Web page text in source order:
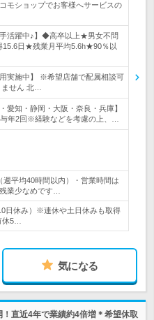
モショップでお客様へサービスの
手活躍中♪】◆高卒以上★男女不問
日★残業月平均5.6h★90％以
実施中】 ※希望店舗で配属相談可
せん 北…
愛知・静岡・大阪・奈良・兵庫】
年2回※経験などを考慮の上、…
平均40時間以内）・営業時間は
業少なめです…
日休み）※連休や土日休みも取得
5…
気になる
直近4年で業績約4倍増＊希望休取